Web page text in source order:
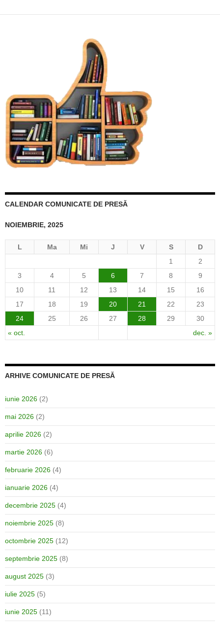
CALENDAR COMUNICATE DE PRESĂ
NOIEMBRIE, 2025
L Ma Mi J V S D
« oct. dec. »
1
2
3
4 5 6 7 8
9
10
11 12 13 14 15
16
17
18 19 20 21 22
23
24
25 26 27 28 29 30
ARHIVE COMUNICATE DE PRESĂ
iunie 2026 (2)
mai 2026 (2)
aprilie 2026 (2)
martie 2026 (6)
februarie 2026 (4)
ianuarie 2026 (4)
decembrie 2025 (4)
noiembrie 2025 (8)
octombrie 2025 (12)
septembrie 2025 (8)
august 2025 (3)
iulie 2025 (5)
iunie 2025 (11)